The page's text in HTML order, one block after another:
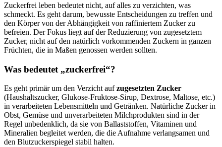
Zuckerfrei leben bedeutet nicht, auf alles zu verzichten, was
schmeckt. Es geht darum, bewusste Entscheidungen zu treffen und
den Körper von der Abhängigkeit von raffiniertem Zucker zu
befreien. Der Fokus liegt auf der Reduzierung von zugesetztem
Zucker, nicht auf den natürlich vorkommenden Zuckern in ganzen
Früchten, die in Maßen genossen werden sollten.
Was bedeutet „zuckerfrei“?
Es geht primär um den Verzicht aufzugesetzten Zucker
(Haushaltszucker, Glukose-Fruktose-Sirup, Dextrose, Maltose, etc.)
in verarbeiteten Lebensmitteln und Getränken. Natürliche Zucker in
Obst, Gemüse und unverarbeiteten Milchprodukten sind in der
Regel unbedenklich, da sie von Ballaststoffen, Vitaminen und
Mineralien begleitet werden, die die Aufnahme verlangsamen und
den Blutzuckerspiegel stabil halten.